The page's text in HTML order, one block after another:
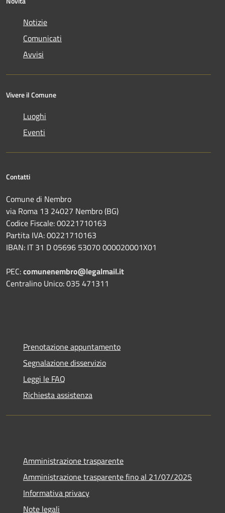
Notizie
Comunicati
Avvisi
Vivere il Comune
Luoghi
Eventi
Contatti
Comune di Nembro
via Roma 13 24027 Nembro (BG)
Codice Fiscale: 00221710163
Partita IVA: 00221710163
IBAN: IT 31 D 05696 53070 000020001X01
PEC:comunenembro@legalmail.it
Centralino Unico: 035 471311
Prenotazione appuntamento
Segnalazione disservizio
Leggi le FAQ
Richiesta assistenza
Amministrazione trasparente
Amministrazione trasparente fino al 21/07/2025
Informativa privacy
Note legali